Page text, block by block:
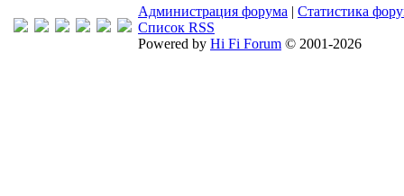
Администрация форума | Статистика
Список RSS
Powered by Hi Fi Forum © 2001-2026